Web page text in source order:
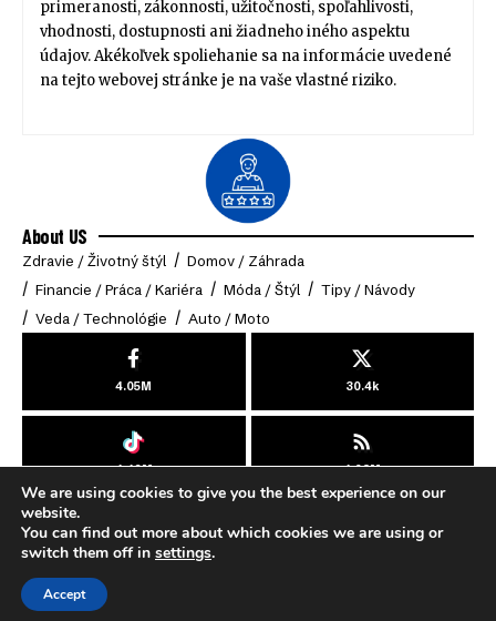
primeranosti, zákonnosti, užitočnosti, spoľahlivosti,
vhodnosti, dostupnosti ani žiadneho iného aspektu
údajov. Akékoľvek spoliehanie sa na informácie uvedené
na tejto webovej stránke je na vaše vlastné riziko.
About US
Zdravie / Životný štýl
Domov / Záhrada
Financie / Práca / Kariéra
Móda / Štýl
Tipy / Návody
Veda / Technológie
Auto / Moto
4.05M 30.4k
4.49M 4.03M
© 2025 Online-Klub. All Rights Reserved.
Zásady ochrany osobných údajov
We are using cookies to give you the best experience on our
website.
You can find out more about which cookies we are using or
switch them off in settings.
Accept